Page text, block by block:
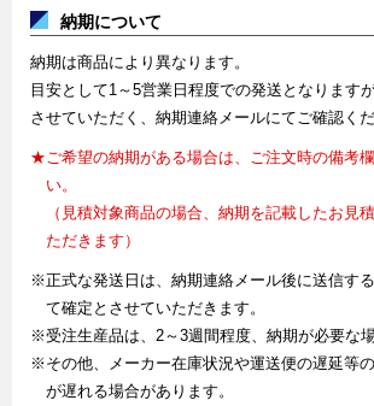
納期について
納期は商品により異なります。
目安として1～5営業日程度での発送となります
させていただく、納期連絡メールにてご確認くだ
★ご希望の納期がある場合は、ご注文時の備考
い。
（見積対象商品の場合、納期を記載したお見
ただきます）
※正式な発送日は、納期連絡メール後に送信す
て確定とさせていただきます。
※受注生産品は、2～3週間程度、納期が必要な
※その他、メーカー在庫状況や運送便の遅延等
が遅れる場合があります。